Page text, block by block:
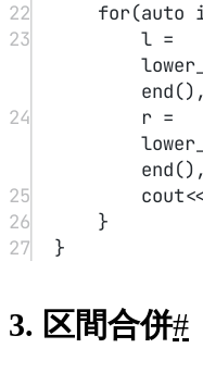
22 for(auto
23
l =
end
24
r =
end
25
cout<<
26
}
27
}
3. 区間合併#